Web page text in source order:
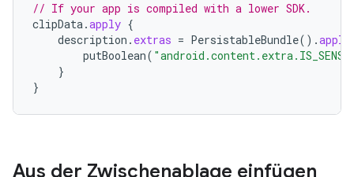
// If your app is compiled with a lower SDK.
clipData.apply {
description . extras = PersistableBundle().apply
putBoolean(
}
}
Aus der Zwischenablage einfügen